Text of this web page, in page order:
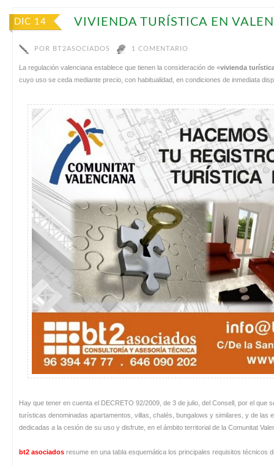
DIC 14 VIVIENDA TURÍSTICA EN
POR BT2ASOCIADOS 1 COMENTARIO
La regulación valenciana establece que tienen la consideración de «vivienda
cuyo uso se ceda mediante precio, con habitualidad, en condiciones de inmediata
Hay que tener en cuenta el DECRETO 92/2009, de 3 de julio, del Consell, por el que
turísticas denominadas apartamentos, villas, chalés, bungalows y similares, y de
dedicadas a la cesión de su uso y disfrute, en el ámbito territorial de la Comunitat
bt2 asociados resume en una tabla esquemática los principales requisitos técnicos